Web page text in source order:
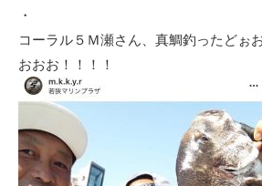
・
コーラル５Ｍ瀬さん、真鯛釣ったどぉ
おおお！！！！